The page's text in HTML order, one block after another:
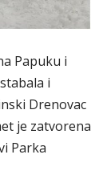
Papuku i
i
Drenovac
je zatvorena
Parka